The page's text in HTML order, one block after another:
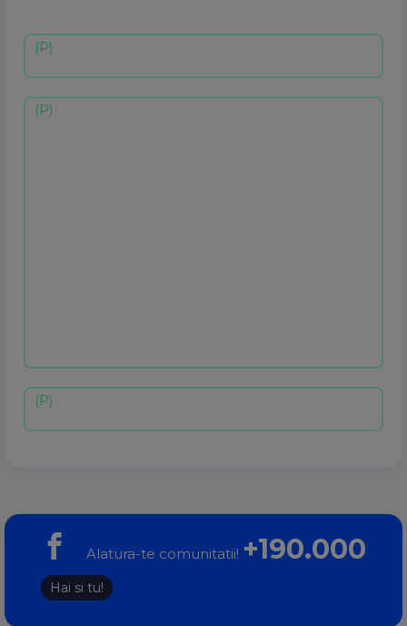
Alatura-te comunitatii! +190.000
Hai si tu!